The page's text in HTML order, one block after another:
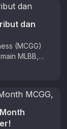
dan
(MCGG)
MLBB,